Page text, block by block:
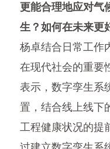
更能合理地应对气
生？如何在未来更
杨卓结合日常工作
在现代社会的重要
表示，数字孪生系
置，结合线上线下
工程健康状况的提